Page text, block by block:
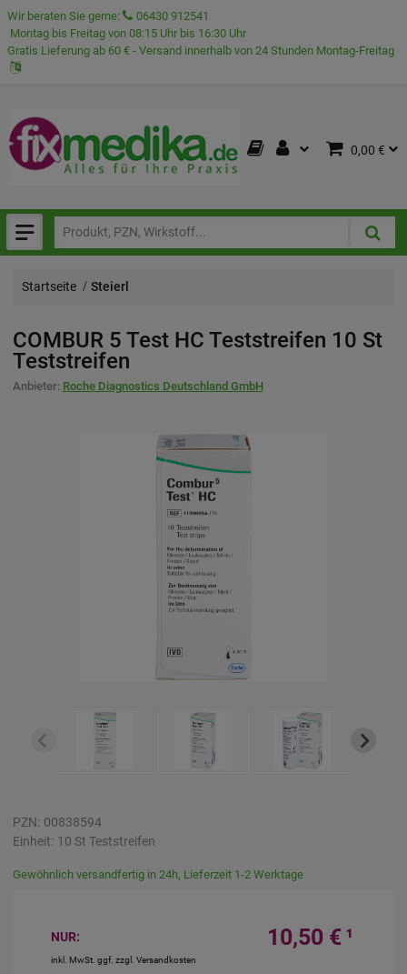
Wir beraten Sie gerne:
06430 912541
Montag bis Freitag von 08:15 Uhr bis 16:30 Uhr
Gratis Lieferung ab 60 € - Versand innerhalb von 24 Stunden Montag-Freitag
0,00 €
Startseite Steierl
COMBUR 5 Test HC Teststreifen 10 St
Teststreifen
Anbieter: Roche Diagnostics Deutschland GmbH
PZN: 00838594
Einheit: 10 St Teststreifen
Gewöhnlich versandfertig in 24h, Lieferzeit 1-2 Werktage
NUR: 10,50 € ¹
inkl. MwSt. ggf. zzgl. Versandkosten